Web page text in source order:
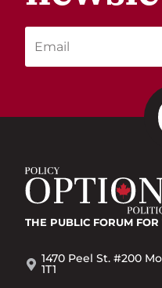
THE PUBLIC FORUM
1470 Peel St. #200
1T1